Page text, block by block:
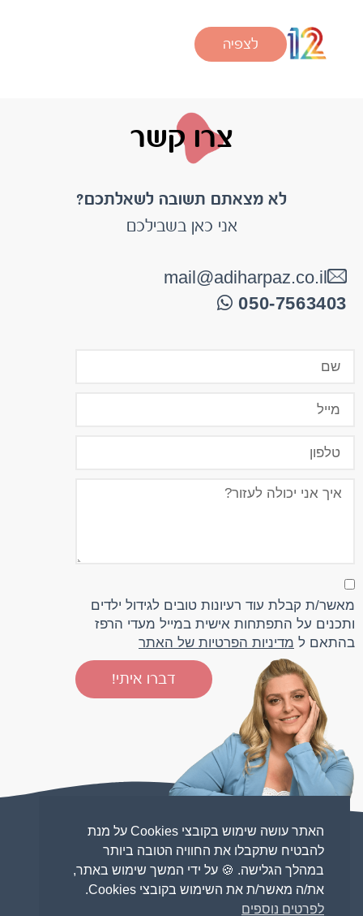
לצפיה
צרו קשר
אני כאן בשבילכם
050-7563403
מאשר/ת קבלת עוד רעיונות טובים לגידול ילדים
ותכנים על התפתחות אישית במייל מעדי הרפז
בהתאם ל מדיניות הפרטיות של האתר
דברו איתי!
עדי
הרפז
בואו
נכיר
מהתקשורת
מתייחסים
מתייחסים להורות
האתר עושה שימוש בקובצי Cookies על מנת
להבטיח שתקבלו את החוויה הטובה ביותר
במהלך הגלישה. 🍪 על ידי המשך שימוש באתר,
את/ה מאשר/ת את השימוש בקובצי Cookies.
לפרטים נוספים